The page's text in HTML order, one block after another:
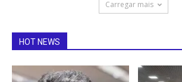
Carregar mais
HOT NEWS